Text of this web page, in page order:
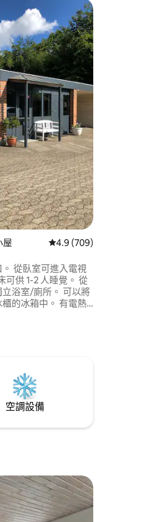
（滿分 5 分）
屋 從 709 則評價中獲得
4.9 (709)
視
供 1-2 人睡覺。 從
浴室/廁所。 可以將
箱中。 有電熱
空調設備